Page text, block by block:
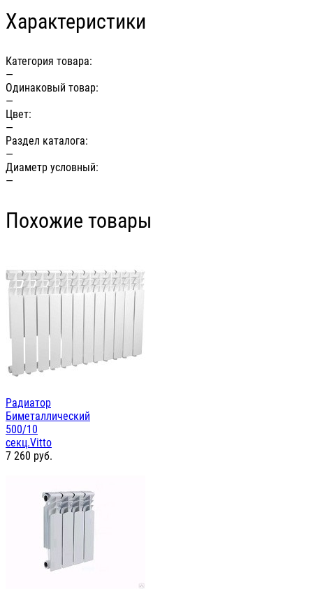
Характеристики
Категория товара:
—
Одинаковый товар:
—
Цвет:
—
Раздел каталога:
—
Диаметр условный:
—
Похожие товары
Радиатор
Биметаллический
500/10
секц.Vitto
7 260 руб.